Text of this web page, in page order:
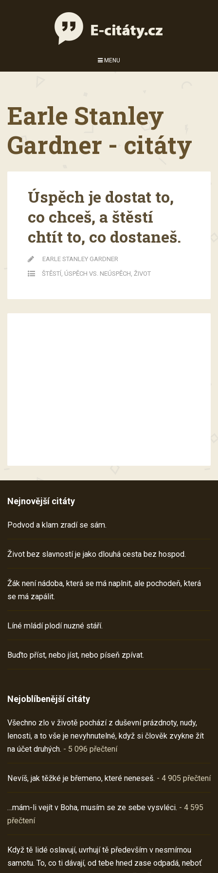
MENU
Earle Stanley
Gardner - citáty
Úspěch je dostat to,
co chceš, a štěstí
chtít to, co dostaneš.
EARLE STANLEY GARDNER
ŠTĚSTÍ, ÚSPĚCH VS. NEÚSPĚCH, ŽIVOT
Nejnovější citáty
Podvod a klam zradí se sám.
Život bez slavností je jako dlouhá cesta bez hospod.
Žák není nádoba, která se má naplnit, ale pochodeň, která
se má zapálit.
Líné mládí plodí nuzné stáří.
Buďto příst, nebo jíst, nebo píseň zpívat.
Nejoblíbenější citáty
Všechno zlo v životě pochází z duševní prázdnoty, nudy,
lenosti, a to vše je nevyhnutelné, když si člověk zvykne žít
na účet druhých. - 5 096 přečtení
Nevíš, jak těžké je břemeno, které neneseš. - 4 905 přečtení
…mám-li vejít v Boha, musím se ze sebe vysvléci. - 4 595
přečtení
Když tě lidé oslavují, uvrhují tě především v nesmírnou
samotu. To, co ti dávají, od tebe hned zase odpadá, neboť